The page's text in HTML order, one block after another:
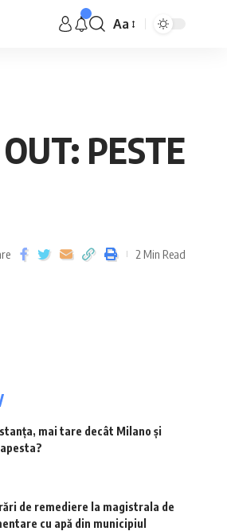
Aa
PESTE
2 Min Read
mai tare decât Milano și
de remediere la magistrala de
cu apă din municipiul